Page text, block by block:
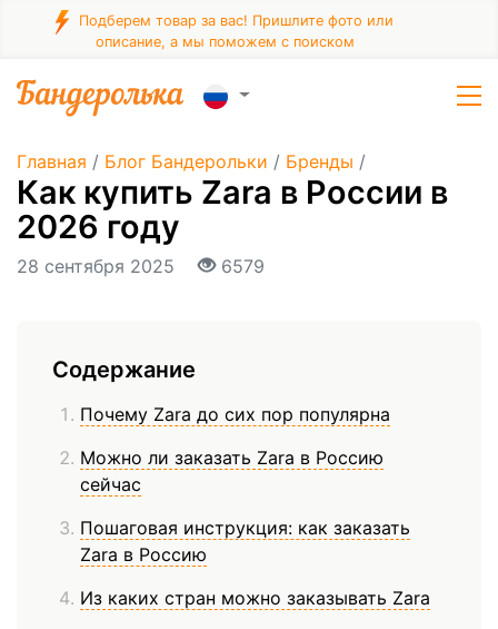
Подберем товар за вас! Пришлите фото или
описание, а мы поможем с поиском
Главная / Блог Бандерольки / Бренды /
Как купить Zara в России в
2026 году
28 сентября 2025 6579
Содержание
Почему Zara до сих пор популярна
Можно ли заказать Zara в Россию
сейчас
Пошаговая инструкция: как заказать
Zara в Россию
Из каких стран можно заказывать Zara